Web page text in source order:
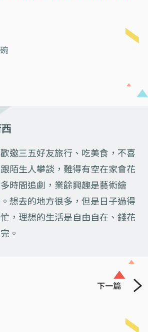
邀三五好友旅行、吃美食，不喜
陌生人攀談，難得有空在家會花
時間追劇，業餘興趣是藝術繪
想去的地方很多，但是日子過得
，理想的生活是自由自在、錢花
。
下一篇